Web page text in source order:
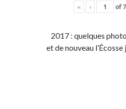
« ‹ of
2017 : quelques
et de nouveau